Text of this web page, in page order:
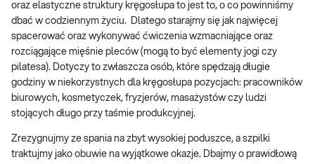
oraz elastyczne struktury kręgosłupa to jest to, o co powinniśmy
dbać w codziennym życiu. Dlatego starajmy się jak najwięcej
spacerować oraz wykonywać ćwiczenia wzmacniające oraz
rozciągające mięśnie pleców (mogą to być elementy jogi czy
pilatesa). Dotyczy to zwłaszcza osób, które spędzają długie
godziny w niekorzystnych dla kręgosłupa pozycjach: pracowników
biurowych, kosmetyczek, fryzjerów, masażystów czy ludzi
stojących długo przy taśmie produkcyjnej.
Zrezygnujmy ze spania na zbyt wysokiej poduszce, a szpilki
traktujmy jako obuwie na wyjątkowe okazje. Dbajmy o prawidłową